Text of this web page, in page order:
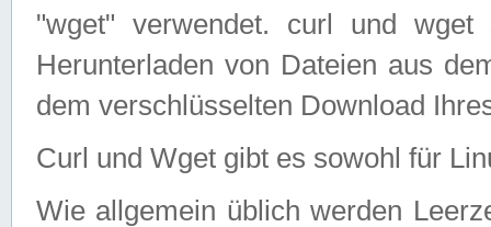
"wget" verwendet. curl und wget
Herunterladen von Dateien aus
dem verschlüsselten Download
Curl und Wget gibt es sowohl für
Wie allgemein üblich werden